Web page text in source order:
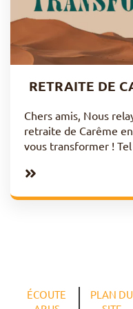
RETRAITE DE
Chers amis, Nous
retraite de Carême
vous transformer !
ÉCOUTE
PLAN DU